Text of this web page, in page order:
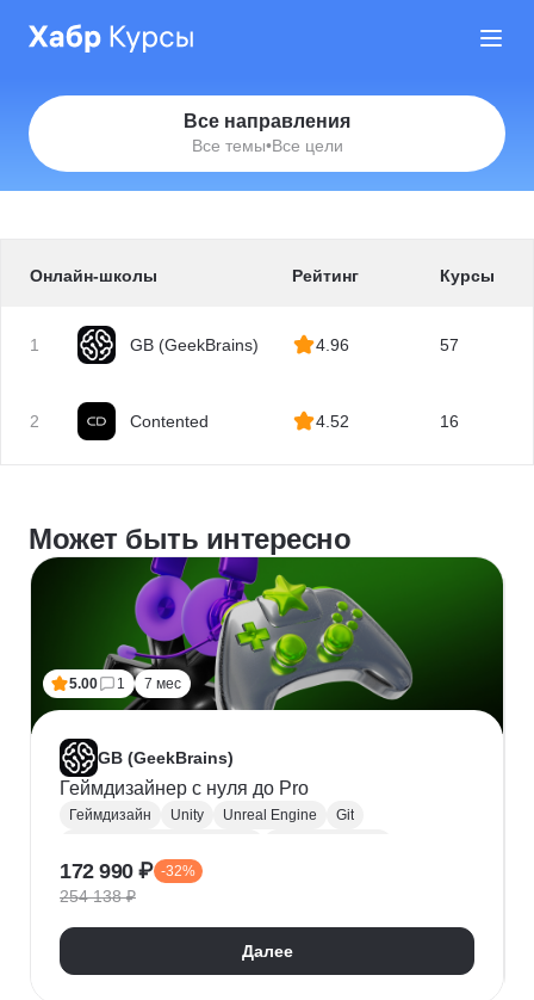
Все направления
Все темы•Все цели
Онлайн-школы Рейтинг Курсы
1 GB (GeekBrains) 4.96 57
2 Contented 4.52 16
Может быть интересно
5.00 1 7 мес
GB (GeekBrains)
Геймдизайнер с нуля до Pro
Геймдизайн Unity Unreal Engine
Git
Разработка ТЗ
Visual Studio
GameMaker
172 990 ₽ -32%
254 138 ₽
Далее